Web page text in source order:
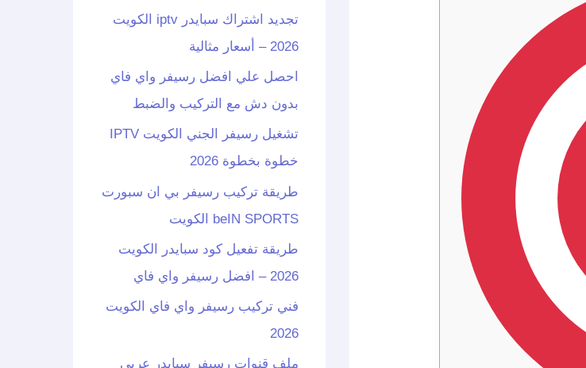
تجديد اشتراك سبايدر iptv الكويت
2026 – أسعار مثالية
احصل علي افضل رسيفر واي فاي
بدون دش مع التركيب والضبط
تشغيل رسيفر الجني الكويت IPTV
خطوة بخطوة 2026
طريقة تركيب رسيفر بي ان سبورت
beIN SPORTS الكويت
طريقة تفعيل كود سبايدر الكويت
2026 – افضل رسيفر واي فاي
فني تركيب رسيفر واي فاي الكويت
2026
ملف قنوات رسيفر سبايدر عربي